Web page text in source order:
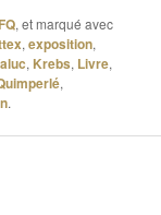
, et marqué avec
,exposition,
, Krebs, Livre,
,
.